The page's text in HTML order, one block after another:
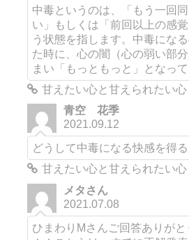
中毒というのは、「もう一回
い」もしくは「前回以上の感
う状態を指します。中毒にな
た時に、心の闇（心の弱い部分
まい「もっともっと」となって
甘えたい心と甘えられたい心
青空 花季
2021.09.12
どうして中毒になる快感を得
甘えたい心と甘えられたい心
メタさん
2021.07.08
ひまわりMさんご回答ありが